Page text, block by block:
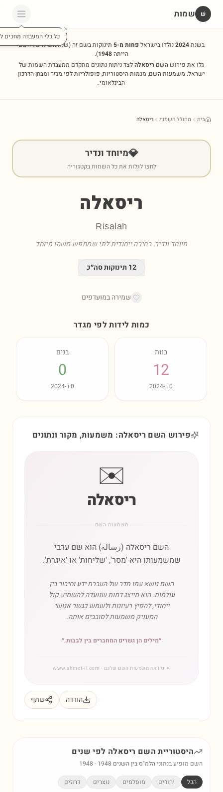
שׁ שמות
כל כלי המעבדה מחכים
בשנת2024נולדו בישראל פחות מ-5 תינוקות בשם זה(שנת השיא של השם
הייתה1948
).
גלו את פירוש השם ריסאלהלצד ניתוח נתונים מתקדם ממעבדת השמות של
ישראל: משמעות השם, מגמות היסטוריות, פופולריות לפי מגזר ומבחן הדרכון
הבינלאומי.
בית מחולל השמות ריסאלה
💎מיוחד ונדיר
לחצו לגלות את כל השמות בקטגוריה
ריסאלה
Risalah
מיוחד ונדיר: בחירה ייחודית למי שמחפש משהו מיוחד
12 תינוקות סה״כ
שמירה במועדפים
כמות לידות לפי מגדר
בנות
12
0ב-2024
בנים
0
0ב-2024
פירוש השם ריסאלה: משמעות, מקור ונתונים
✉️
ריסאלה
משמעות השם
השם ריסאלה (رسالة) הוא שם ערבי
שמשמעותו היא 'מסר', 'שליחות' או 'איגרת'.
השם נושא עמו תדר של העברת ידע וחיבור בין
עולמות. הוא מייצג דמות שנועדה להשמיע קול
ייחודי, להפיץ רעיונות ולשמש כגשר אנושי
המעניק משמעות לסובבים אותה.
״מילים הן גשרים המחברים בין לבבות.״
✦ גלו את משמעות השם שלכם · www.shmot-il.com
הורדה שתף
היסטוריית השם ריסאלה לפי שנים
השם מופיע בנתוני הלמ"ס בין השנים 1948 - 1948
הכל יהודים מוסלמים נוצרים דרוזים